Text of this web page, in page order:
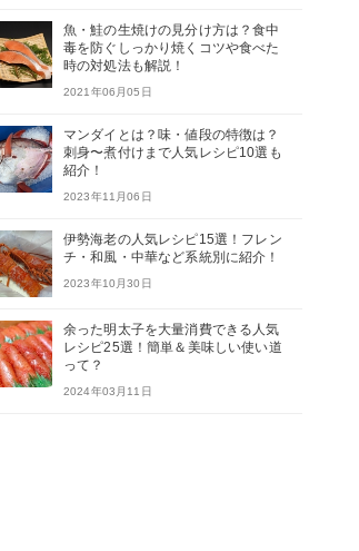
魚・鮭の生焼けの見分け方は？食中
毒を防ぐしっかり焼くコツや食べた
時の対処法も解説！
2021年06月05日
マンダイとは？味・値段の特徴は？
刺身〜煮付けまで人気レシピ10選も
紹介！
2023年11月06日
伊勢海老の人気レシピ15選！フレン
チ・和風・中華など系統別に紹介！
2023年10月30日
余った明太子を大量消費できる人気
レシピ25選！簡単＆美味しい使い道
って？
2024年03月11日